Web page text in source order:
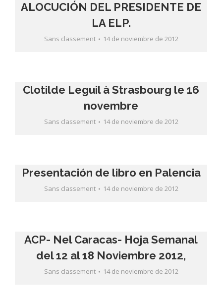
ALOCUCIÓN DEL PRESIDENTE DE
LA ELP.
Sans classement 14 de noviembre de 2012
Clotilde Leguil à Strasbourg le 16
novembre
Sans classement 14 de noviembre de 2012
Presentación de libro en Palencia
Sans classement 14 de noviembre de 2012
ACP- Nel Caracas- Hoja Semanal
del 12 al 18 Noviembre 2012,
Sans classement 14 de noviembre de 2012